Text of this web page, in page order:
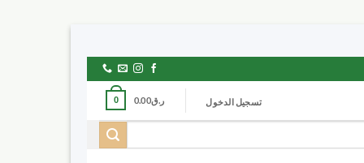
تسجيل الدخول ر.ق0.00
0